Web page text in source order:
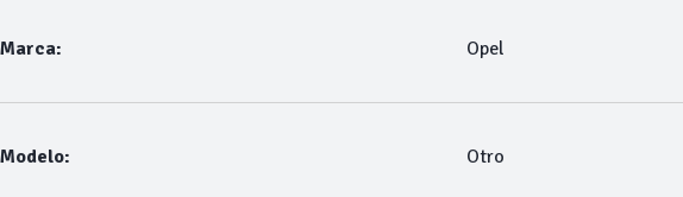
Marca: Opel
Modelo: Otro